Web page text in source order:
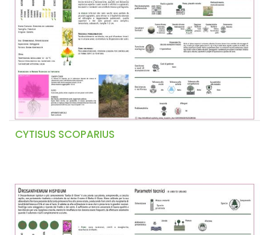
CYTISUS SCOPARIUS